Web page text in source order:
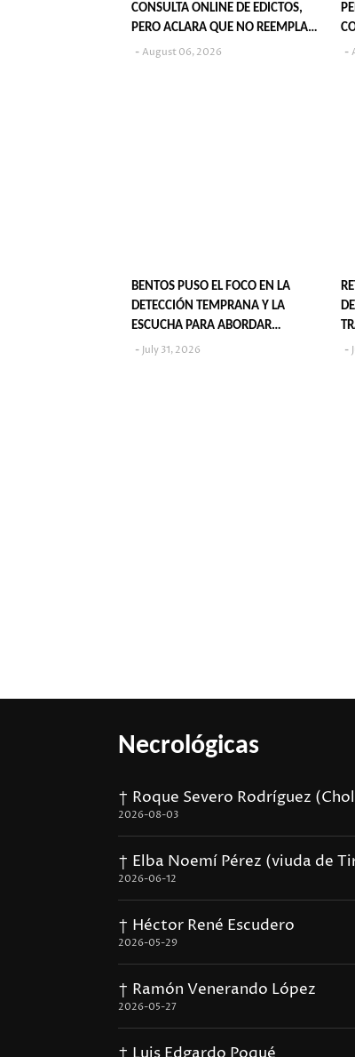
CONSULTA ONLINE DE EDICTOS,
PERO ACLARA QUE NO REEMPLAZA
SU PUBLICACIÓN EN DIARIOS
August 06, 2026
BENTOS PUSO EL FOCO EN LA
DETECCIÓN TEMPRANA Y LA
ESCUCHA PARA ABORDAR
VIOLENCIA EN LA NIÑEZ
July 31, 2026
Necrológicas
† Roque Severo Rodríguez
2026-08-03
† Elba Noemí Pérez (viuda de
2026-06-12
† Héctor René Escudero
2026-05-29
† Ramón Venerando López
2026-05-27